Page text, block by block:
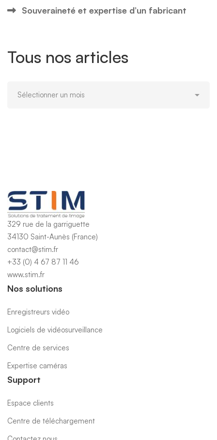
Souveraineté et expertise d’un fabricant
Tous nos articles
329 rue de la garriguette
34130 Saint-Aunès (France)
contact@stim.fr
+33 (0) 4 67 87 11 46
www.stim.fr
Nos solutions
Enregistreurs vidéo
Logiciels de vidéosurveillance
Centre de services
Expertise caméras
Support
Espace clients
Centre de téléchargement